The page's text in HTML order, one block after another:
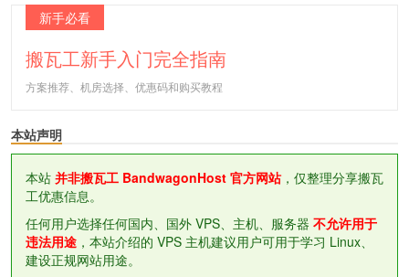
新手必看
搬瓦工新手入门完全指南
方案推荐、机房选择、优惠码和购买教程
本站声明
本站 并非搬瓦工 BandwagonHost 官方网站，仅整理分享搬瓦
工优惠信息。
任何用户选择任何国内、国外 VPS、主机、服务器 不允许用于
违法用途 ，本站介绍的 VPS 主机建议用户可用于学习 Linux、
建设正规网站用途。